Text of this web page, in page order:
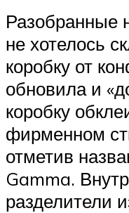
Разобранные
не хотелось
коробку от
обновила и
коробку
фирменном
отметив
Gamma.
разделители